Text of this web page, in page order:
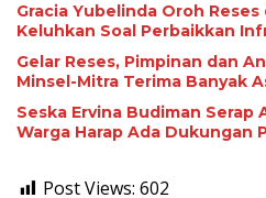
Gracia Yubelinda Oroh
Keluhkan Soal Perbaikkan
Gelar Reses, Pimpinan dan
Minsel-Mitra Terima Banyak
Seska Ervina Budiman Serap
Warga Harap Ada Dukungan
Post Views: 602